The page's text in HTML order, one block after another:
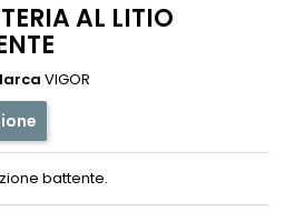
AL LITIO
VIGOR
battente.